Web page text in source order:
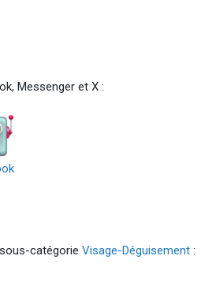
Messenger et X :
catégorie Visage-Déguisement :